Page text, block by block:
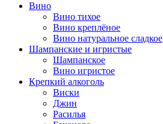
Вино
Вино тихое
Вино креплёное
Вино натуральное сладкое
Шампанские и игристые
Шампанское
Вино игристое
Крепкий алкоголь
Виски
Джин
Расилья